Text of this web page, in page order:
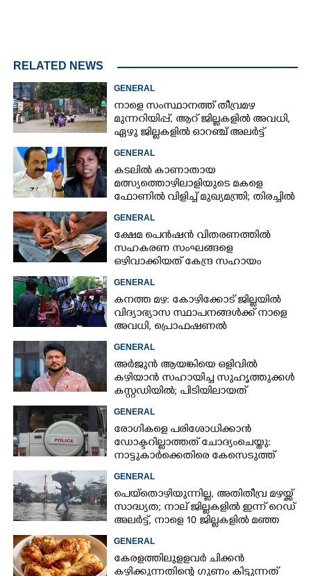
RELATED NEWS
GENERAL
നാളെ സംസ്ഥാനത്ത് തീവ്രമഴ
മുന്നറിയിപ്പ്,​ ആറ് ജില്ലകളിൽ അവധി,​
ഏഴു ജില്ലകളിൽ ഓറഞ്ച് അലർട്ട്
GENERAL
കടലിൽ കാണാതായ
മത്സ്യത്തൊഴിലാളിയുടെ മകളെ
ഫോണിൽ വിളിച്ച് മുഖ്യമന്ത്രി; തിരച്ചിൽ
ശക്തമാക്കുമെന്ന് ഉറപ്പ് നൽകി
GENERAL
ക്ഷേമ പെൻഷൻ വിതരണത്തിൽ
സഹകരണ സംഘങ്ങളെ
ഒഴിവാക്കിയത് കേന്ദ്ര സഹായം
നഷ്ടമാകാതിരിക്കാൻ;
വിശദീകരണവുമായി സർക്കാ‌ർ
GENERAL
കനത്ത മഴ: കോഴിക്കോട് ജില്ലയിൽ
വിദ്യാഭ്യാസ സ്ഥാപനങ്ങൾക്ക് നാളെ
അവധി,​ പ്രൊഫഷണൽ
കോളേജുകൾക്ക് ബാധകമല്ല
GENERAL
അർജുൻ ആയങ്കിയെ ഒളിവിൽ
കഴിയാൻ സഹായിച്ച സുഹൃത്തുക്കൾ
കസ്റ്റഡിയിൽ; പിടിയിലായത്
കൊച്ചിയിലെ ഫ്ലാറ്റിൽനിന്ന്
GENERAL
രോഗികളെ പരിശോധിക്കാൻ
ഡോക്ടറില്ലാത്തത് ചോദ്യംചെയ്തു:
നാട്ടുകാർക്കെതിരെ കേസെടുത്ത്
പൊലീസ്
GENERAL
പെയ്തൊഴിയുന്നില്ല, അതിതീവ്ര മഴയ്ക്ക്
സാദ്ധ്യത;​ നാല് ജില്ലകളിൽ ഇന്ന് റെഡ്
അലർട്ട്,​ നാളെ 10 ജില്ലകളിൽ മഞ്ഞ
അലർട്ട്
GENERAL
കേരളത്തിലുളളവർ ചിക്കൻ
കഴിക്കുന്നതിന്റെ ഗുണം കിട്ടുന്നത്